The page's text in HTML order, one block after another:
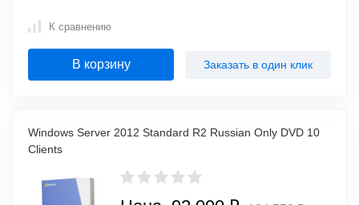
К сравнению
В корзину Заказать в один клик
Windows Server 2012 Standard R2 Russian Only DVD 10
Clients